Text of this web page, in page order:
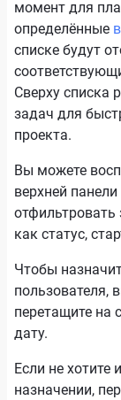
момент для
определённые
списке будут
Сверху списка
задач для
проекта.
Вы можете
верхней
как статус,
Чтобы
пользователя,
перетащите на
дату.
Если не хотите
назначении,